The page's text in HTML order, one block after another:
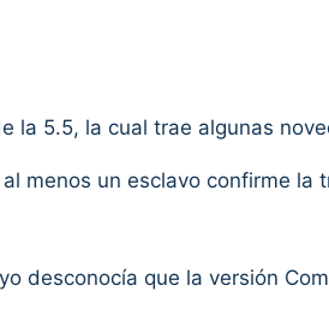
la 5.5, la cual trae algunas
menos un esclavo confirme
desconocía que la versión